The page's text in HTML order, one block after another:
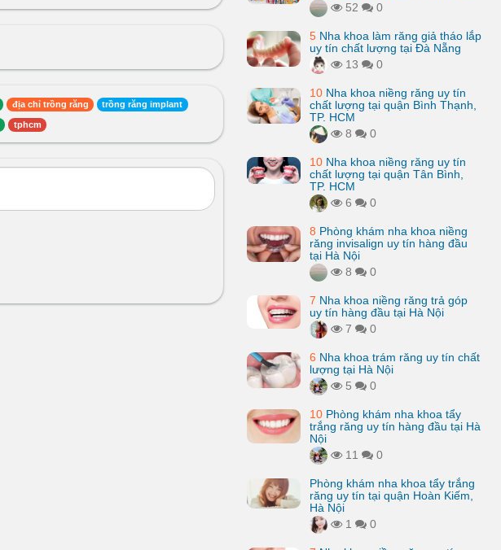
địa chỉ trồng răng trồng răng implant
tphcm
52
0
5 Nha khoa làm răng giả tháo lắp
uy tín chất lượng tại Đà Nẵng
13
0
10 Nha khoa niềng răng uy tín
chất lượng tại quận Bình Thạnh,
TP. HCM
8
0
10 Nha khoa niềng răng uy tín
chất lượng tại quận Tân Bình,
TP. HCM
6
0
8 Phòng khám nha khoa niềng
răng invisalign uy tín hàng đầu
tại Hà Nội
8
0
7 Nha khoa niềng răng trả góp
uy tín hàng đầu tại Hà Nội
7
0
6 Nha khoa trám răng uy tín chất
lượng tại Hà Nội
5
0
10 Phòng khám nha khoa tẩy
trắng răng uy tín hàng đầu tại Hà
Nội
11
0
Phòng khám nha khoa tẩy trắng
răng uy tín tại quận Hoàn Kiếm,
Hà Nội
1
0